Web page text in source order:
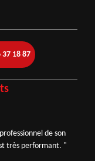
37 18 87
de son
très performant. "